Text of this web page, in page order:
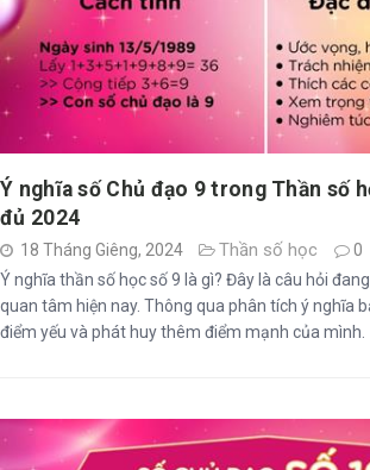
Ý nghĩa số Chủ đạo 9 trong Thần số
đủ 2024
18 Tháng Giêng, 2024 Thần số học
0
Ý nghĩa thần số học số 9 là gì? Đây là câu hỏi
quan tâm hiện nay. Thông qua phân tích ý nghĩa
điểm yếu và phát huy thêm điểm mạnh của mình.